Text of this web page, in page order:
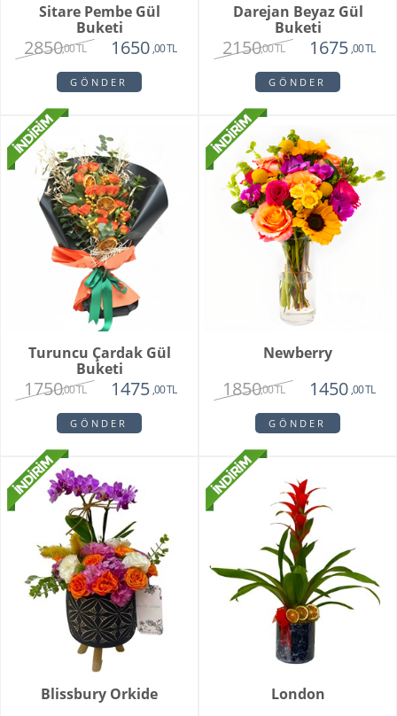
Sitare Pembe Gül
Buketi
2850,00 TL 1650 ,00 TL
GÖNDER
Darejan Beyaz Gül
Buketi
2150,00 TL 1675 ,00 TL
GÖNDER
Turuncu Çardak Gül
Buketi
1750,00 TL 1475 ,00 TL
GÖNDER
Newberry
1850,00 TL 1450 ,00 TL
GÖNDER
Blissbury Orkide London